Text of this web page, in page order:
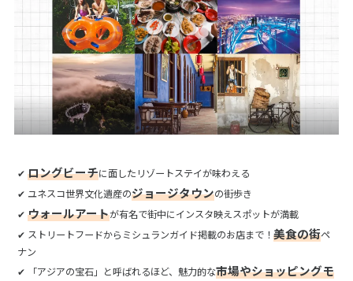
✔ ロングビーチに面したリゾートステイが味わえる
✔ ユネスコ世界文化遺産のジョージタウンの街歩き
✔ ウォールアートが有名で街中にインスタ映えスポットが満載
✔ ストリートフードからミシュランガイド掲載のお店まで！美食の街ペ
ナン
✔ 「アジアの宝石」と呼ばれるほど、魅力的な市場やショッピングモ